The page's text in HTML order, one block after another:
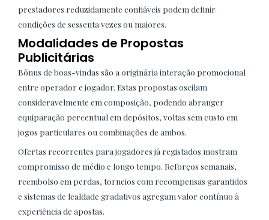
prestadores reduzidamente confiáveis podem definir
condições de sessenta vezes ou maiores.
Modalidades de Propostas
Publicitárias
Bônus de boas-vindas são a originária interação promocional
entre operador e jogador. Estas propostas oscilam
consideravelmente em composição, podendo abranger
equiparação percentual em depósitos, voltas sem custo em
jogos particulares ou combinações de ambos.
Ofertas recorrentes para jogadores já registados mostram
compromisso de médio e longo tempo. Reforços semanais,
reembolso em perdas, torneios com recompensas garantidos
e sistemas de lealdade gradativos agregam valor contínuo à
experiência de apostas.